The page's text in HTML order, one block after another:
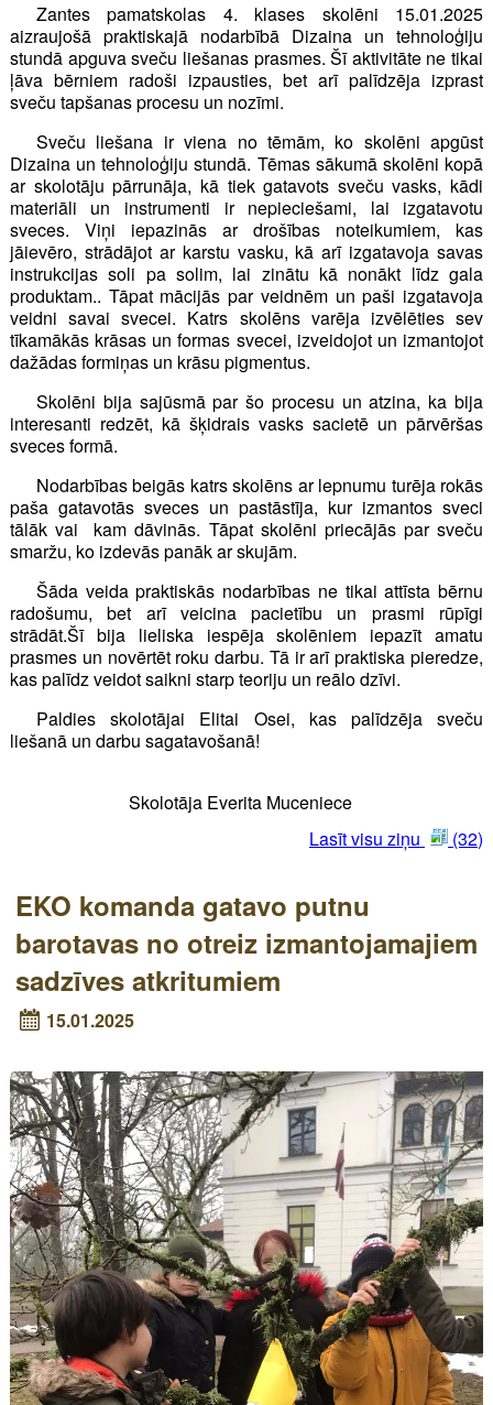
Zantes pamatskolas 4. klases skolēni 15.01.2025
aizraujošā praktiskajā nodarbībā Dizaina un tehnoloģiju
stundā apguva sveču liešanas prasmes. Šī aktivitāte ne tikai
ļāva bērniem radoši izpausties, bet arī palīdzēja izprast
sveču tapšanas procesu un nozīmi.
Sveču liešana ir viena no tēmām, ko skolēni apgūst
Dizaina un tehnoloģiju stundā. Tēmas sākumā skolēni kopā
ar skolotāju pārrunāja, kā tiek gatavots sveču vasks, kādi
materiāli un instrumenti ir nepieciešami, lai izgatavotu
sveces. Viņi iepazinās ar drošības noteikumiem, kas
jāievēro, strādājot ar karstu vasku, kā arī izgatavoja savas
instrukcijas soli pa solim, lai zinātu kā nonākt līdz gala
produktam.. Tāpat mācijās par veidnēm un paši izgatavoja
veidni savai svecei. Katrs skolēns varēja izvēlēties sev
tīkamākās krāsas un formas svecei, izveidojot un izmantojot
dažādas formiņas un krāsu pigmentus.
Skolēni bija sajūsmā par šo procesu un atzina, ka bija
interesanti redzēt, kā šķidrais vasks sacietē un pārvēršas
sveces formā.
Nodarbības beigās katrs skolēns ar lepnumu turēja rokās
paša gatavotās sveces un pastāstīja, kur izmantos sveci
tālāk vai kam dāvinās. Tāpat skolēni priecājās par sveču
smaržu, ko izdevās panāk ar skujām.
Šāda veida praktiskās nodarbības ne tikai attīsta bērnu
radošumu, bet arī veicina pacietību un prasmi rūpīgi
strādāt.Šī bija lieliska iespēja skolēniem iepazīt amatu
prasmes un novērtēt roku darbu. Tā ir arī praktiska pieredze,
kas palīdz veidot saikni starp teoriju un reālo dzīvi.
Paldies skolotājai Elitai Osei, kas palīdzēja sveču
liešanā un darbu sagatavošanā!
Skolotāja Everita Muceniece
Lasīt visu ziņu
(32)
EKO komanda gatavo putnu
barotavas no otreiz izmantojamajiem
sadzīves atkritumiem
15.01.2025